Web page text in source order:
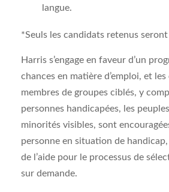
langue.
*Seuls les candidats retenus
Harris s’engage en faveur d’un
chances en matière d’emploi, et
membres de groupes ciblés, y
personnes handicapées, les
minorités visibles, sont
personne en situation de
de l’aide pour le processus de
sur demande.